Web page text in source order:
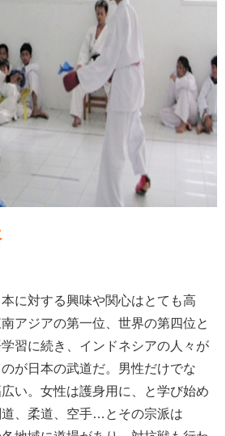
に対する興味や関心はとても高
アジアの第一位、世界の第四位と
習に続き、インドネシアの人々が
が日本の武道だ。男性だけでな
い。女性は護身用に、と学び始め
、柔道、空手…とその宗派は